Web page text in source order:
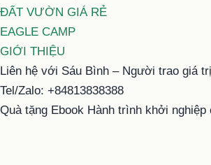
ĐẤT VƯỜN GIÁ RẺ
EAGLE CAMP
GIỚI THIỆU
Liên hệ với Sáu Bình – Người trao giá trị
Tel/Zalo: +84813838388
Quà tặng Ebook Hành trình khởi nghiệp